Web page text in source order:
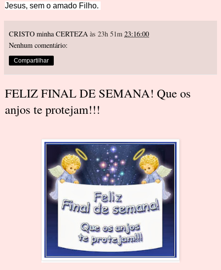
Jesus, sem o amado Filho.
CRISTO minha CERTEZA às 23h 51m 23:16:00
Nenhum comentário:
Compartilhar
FELIZ FINAL DE SEMANA! Que os
anjos te protejam!!!